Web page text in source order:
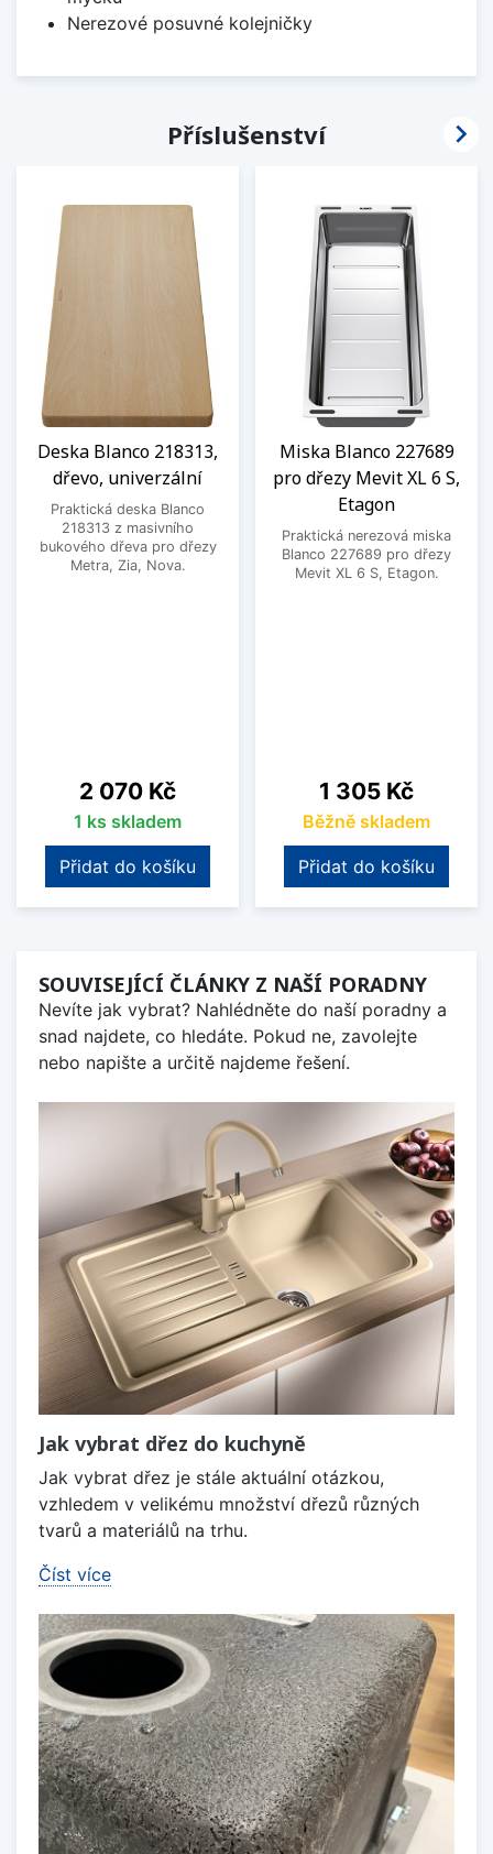
Nerezové posuvné kolejničky
Příslušenství
Deska Blanco 218313,
dřevo, univerzální
Praktická deska Blanco
218313 z masivního
bukového dřeva pro dřezy
Metra, Zia, Nova.
Cena
2 070 Kč
1 ks skladem
Přidat do košíku
Miska Blanco 227689
pro dřezy Mevit XL 6 S,
Etagon
Praktická nerezová miska
Blanco 227689 pro dřezy
Mevit XL 6 S, Etagon.
Cena
1 305 Kč
Běžně skladem
Přidat do košíku

SOUVISEJÍCÍ ČLÁNKY Z NAŠÍ PORADNY
Nevíte jak vybrat? Nahlédněte do naší poradny a
snad najdete, co hledáte. Pokud ne, zavolejte
nebo napište a určitě najdeme řešení.
Jak vybrat dřez do kuchyně
Jak vybrat dřez je stále aktuální otázkou,
vzhledem v velikému množství dřezů různých
tvarů a materiálů na trhu.
Číst více